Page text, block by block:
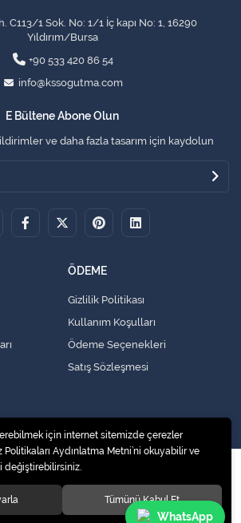
WhatsApp
C113/1 Sok. No: 1/1 İç kapı No: 1, 16290
Yıldırım/Bursa
+90 533 420 86 54
info@kssogutma.com
E Bültene Abone Olun
ve daha fazla tasarım için kaydolun
ÖDEME
Gizlilik Politikası
Kullanım Koşulları
Ödeme Seçenekleri
Satış Sözleşmesi
Sistemleri Yedek Parça San. Ve Tic. Ltd. Şti.
için internet sitemizde çerezler
Politikaları Aydınlatma Metni’ni okuyabilir ve
değiştirebilirsiniz.
Tümünü Kabul Et